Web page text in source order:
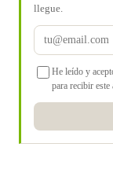
llegue.
He leído y
para recibir este